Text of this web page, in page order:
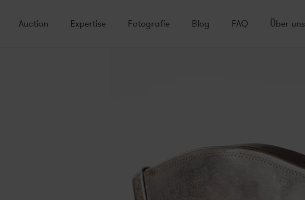
Auction Expertise Fotografie Blog FAQ Über uns